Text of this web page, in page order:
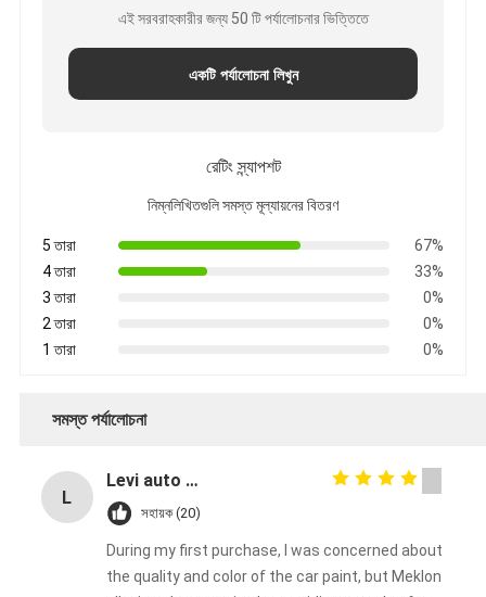
এই সরবরাহকারীর জন্য 50 টি পর্যালোচনার ভিত্তিতে
একটি পর্যালোচনা লিখুন
রেটিং স্ন্যাপশট
নিম্নলিখিতগুলি সমস্ত মূল্যায়নের বিতরণ
5 তারা
67%
4 তারা
33%
3 তারা
0%
2 তারা
0%
1 তারা
0%
সমস্ত পর্যালোচনা
L
Levi auto paint
সহায়ক (20)
During my first purchase, I was concerned about
the quality and color of the car paint, but Meklon